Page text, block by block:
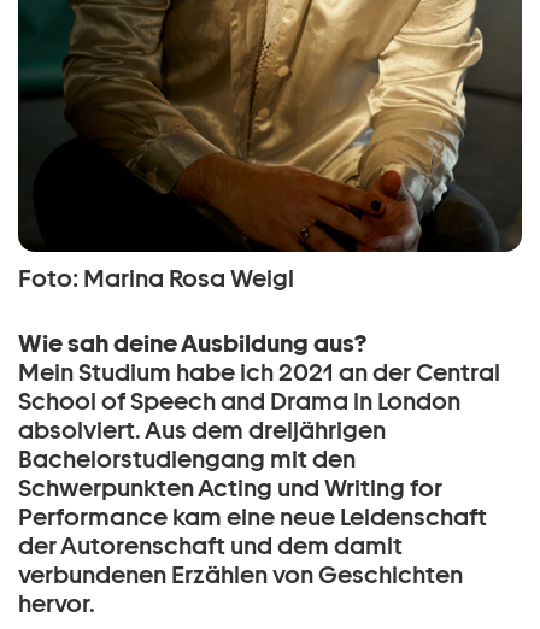
Foto: Marina Rosa Weigl
Wie sah deine Ausbildung aus?
Mein Studium habe ich 2021 an der Central
School of Speech and Drama in London
absolviert. Aus dem dreijährigen
Bachelorstudiengang mit den
Schwerpunkten Acting und Writing for
Performance kam eine neue Leidenschaft
der Autorenschaft und dem damit
verbundenen Erzählen von Geschichten
hervor.